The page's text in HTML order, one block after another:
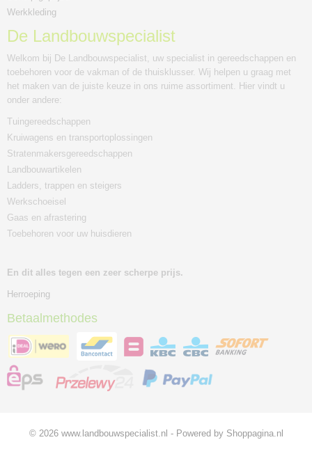
Werkkleding
De Landbouwspecialist
Welkom bij De Landbouwspecialist, uw specialist in gereedschappen en
toebehoren voor de vakman of de thuisklusser. Wij helpen u graag met
het maken van de juiste keuze in ons ruime assortiment. Hier vindt u
onder andere:
Tuingereedschappen
Kruiwagens en transportoplossingen
Stratenmakersgereedschappen
Landbouwartikelen
Ladders, trappen en steigers
Werkschoeisel
Gaas en afrastering
Toebehoren voor uw huisdieren
En dit alles tegen een zeer scherpe prijs.
Herroeping
Betaalmethodes
© 2026 www.landbouwspecialist.nl - Powered by Shoppagina.nl